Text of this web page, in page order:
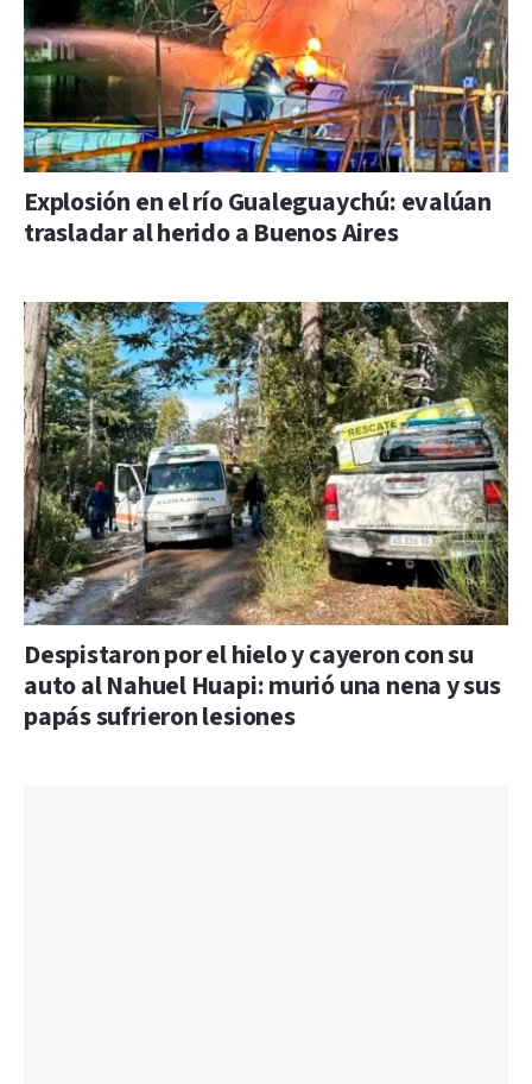
Explosión en el río Gualeguaychú: evalúan
trasladar al herido a Buenos Aires
Despistaron por el hielo y cayeron con su
auto al Nahuel Huapi: murió una nena y sus
papás sufrieron lesiones